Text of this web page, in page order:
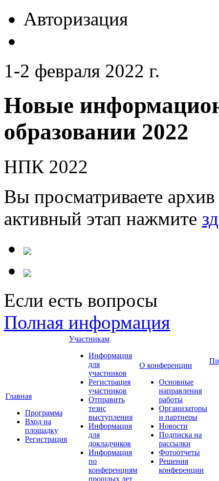
Авторизация
1-2 февраля 2022 г.
Новые
образовании 2022
НПК 2022
Вы просматриваете
активный этап нажмите
Если есть вопросы
Полная информация
Главная
Программа
Вход на
площадку
Регистрация
Участникам
Информация
для
участников
Регистрация
участников
Отправить
тезис
выступления
Информация
для
докладчиков
Информация
по
конференциям
прошлых лет
О конференции
Основные
направления
работы
Организаторы
и партнеры
Новости
Подписка на
рассылки
Фотоотчеты
Решения
конференции